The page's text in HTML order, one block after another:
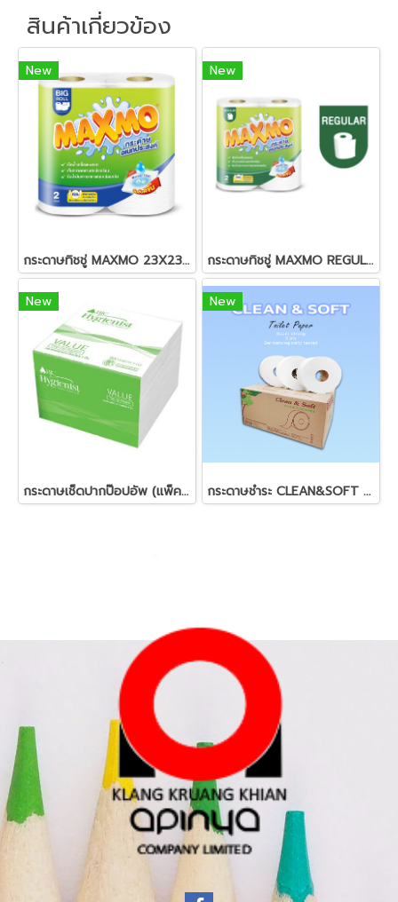
สินค้าเกี่ยวข้อง
New
กระดาษทิชชู่ MAXMO 23X23ซม. (70แผ่น) (2ม้วน) (สอบถามราคา)
New
กระดาษทิชชู่ MAXMO REGULAR-ROLL 6ม้วน (สอบถามราคา)
New
กระดาษเช็ดปากป๊อปอัพ (แพ็ค200แผ่น) BJC Hygienist Value
New
กระดาษชำระ CLEAN&SOFT ม้วนใหญ่ 2ชั้น 300เมตร